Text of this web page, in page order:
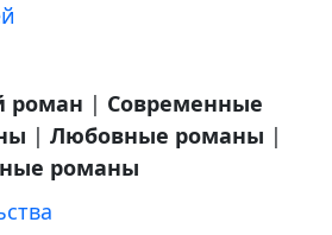
роман | Современные
| Любовные романы |
романы